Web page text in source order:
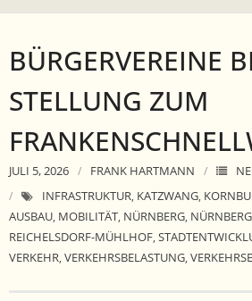
Veranstaltungen
Verein
- Geschichte
- Unser Team
- Mitglied werden
- Flyer
BÜRGERVEREINE
STELLUNG ZUM
JULI 5, 2026 FRANK HARTMANN
INFRASTRUKTUR, KATZWANG,
AUSBAU, MOBILITÄT, NÜRNBERG,
REICHELSDORF-MÜHLHOF,
VERKEHR, VERKEHRSBELASTUNG,